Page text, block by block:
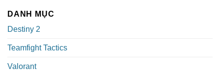
DANH MỤC
Destiny 2
Teamfight Tactics
Valorant